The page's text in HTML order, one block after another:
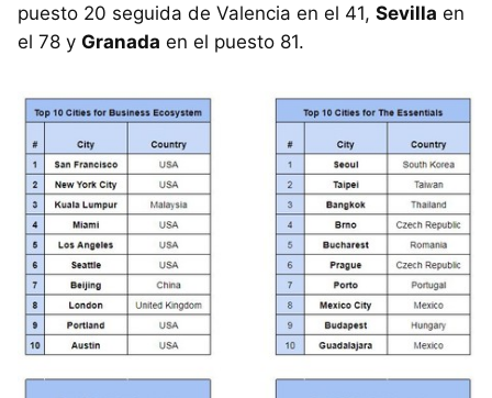
puesto 20 seguida de Valencia en el 41, Sevilla en
el 78 y Granada en el puesto 81.